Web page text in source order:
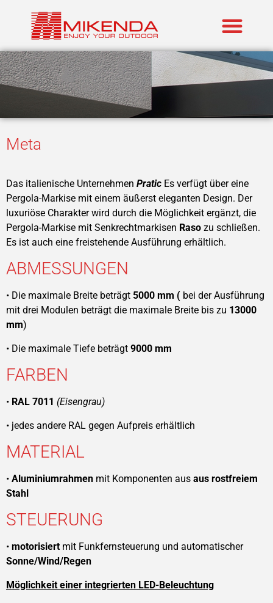
Meta
Das italienische Unternehmen Pratic Es verfügt über eine
Pergola-Markise mit einem äußerst eleganten Design. Der
luxuriöse Charakter wird durch die Möglichkeit ergänzt, die
Pergola-Markise mit Senkrechtmarkisen Raso zu schließen.
Es ist auch eine freistehende Ausführung erhältlich.
ABMESSUNGEN
• Die maximale Breite beträgt 5000 mm ( bei der Ausführung
mit drei Modulen beträgt die maximale Breite bis zu 13000
mm)
• Die maximale Tiefe beträgt 9000 mm
FARBEN
• RAL 7011 (Eisengrau)
• jedes andere RAL gegen Aufpreis erhältlich
MATERIAL
• Aluminiumrahmen mit Komponenten aus aus rostfreiem
Stahl
STEUERUNG
• motorisiert mit Funkfernsteuerung und automatischer
Sonne/Wind/Regen
Möglichkeit einer integrierten LED-Beleuchtung